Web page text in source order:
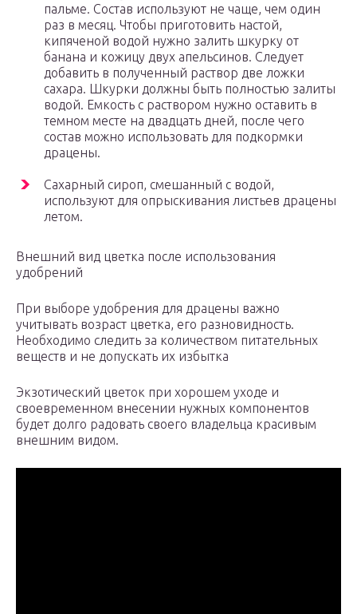
пальме. Состав используют не чаще, чем один
раз в месяц. Чтобы приготовить настой,
кипяченой водой нужно залить шкурку от
банана и кожицу двух апельсинов. Следует
добавить в полученный раствор две ложки
сахара. Шкурки должны быть полностью залиты
водой. Емкость с раствором нужно оставить в
темном месте на двадцать дней, после чего
состав можно использовать для подкормки
драцены.
Сахарный сироп, смешанный с водой,
используют для опрыскивания листьев драцены
летом.
Внешний вид цветка после использования
удобрений
При выборе удобрения для драцены важно
учитывать возраст цветка, его разновидность.
Необходимо следить за количеством питательных
веществ и не допускать их избытка
Экзотический цветок при хорошем уходе и
своевременном внесении нужных компонентов
будет долго радовать своего владельца красивым
внешним видом.